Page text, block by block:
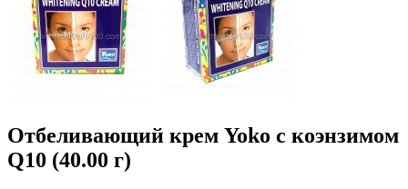
Отбеливающий крем Yoko с коэнзимом
Q10 (40.00 г)